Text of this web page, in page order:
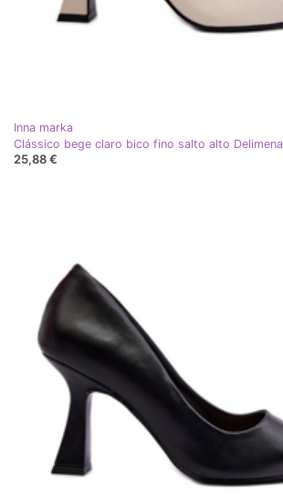
Inna marka
Clássico bege claro bico fino salto alto Delimena
25,88 €